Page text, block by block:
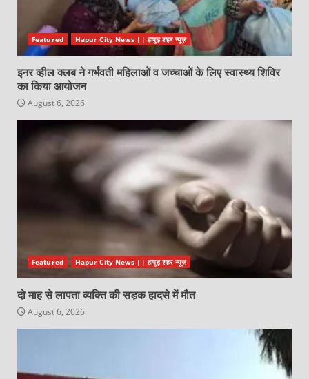
Featured Hapur City News || हापुड़ शहर न्यूज़
इनर व्हील क्लब ने गर्भवती महिलाओं व जच्चाओं के लिए स्वास्थ्य शिविर
का किया आयोजन
August 6, 2026
Featured Hapur City News || हापुड़ शहर न्यूज़
दो माह से लापता व्यक्ति की सड़क हादसे में मौत
August 6, 2026